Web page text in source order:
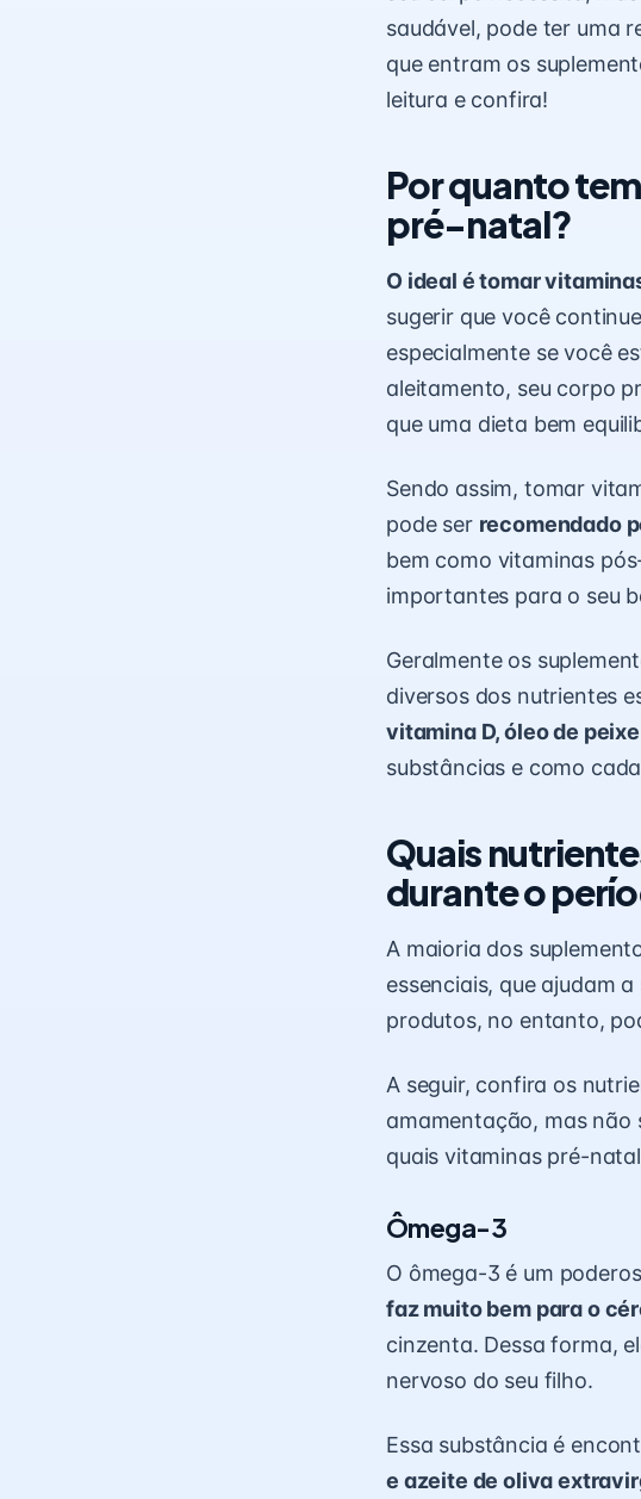
saudável, pode ter uma
que entram os
leitura e confira!
Por quanto
pré-natal?
O ideal é tomar
sugerir que você
especialmente se você
aleitamento, seu corpo
que uma dieta bem
Sendo assim, tomar
pode ser recomendado
bem como vitaminas
importantes para o seu
Geralmente os
diversos dos nutrientes
vitamina D, óleo de
substâncias e como
Quais
durante o
A maioria dos
essenciais, que ajudam
produtos, no entanto,
A seguir, confira os
amamentação, mas não
quais vitaminas pré-
Ômega-3
O ômega-3 é um
faz muito bem para o
cinzenta. Dessa forma,
nervoso do seu filho.
Essa substância é
e azeite de oliva